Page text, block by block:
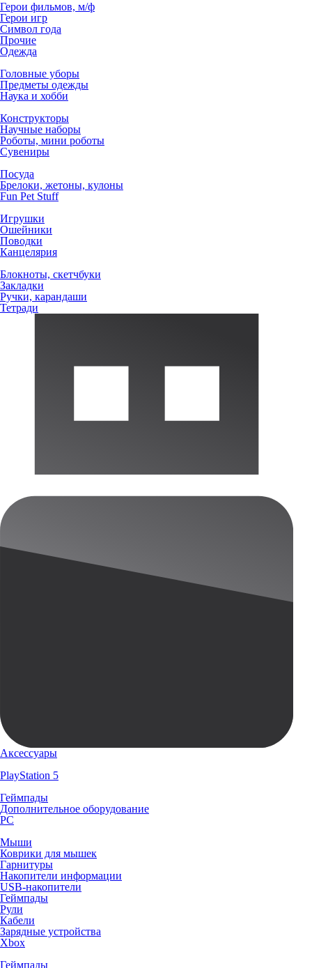
Герои фильмов, м/ф
Герои игр
Символ года
Прочие
Одежда
Головные уборы
Предметы одежды
Наука и хобби
Конструкторы
Научные наборы
Роботы, мини роботы
Сувениры
Посуда
Брелоки, жетоны, кулоны
Fun Pet Stuff
Игрушки
Ошейники
Поводки
Канцелярия
Блокноты, скетчбуки
Закладки
Ручки, карандаши
Тетради
Аксессуары
PlayStation 5
Геймпады
Дополнительное оборудование
PC
Мыши
Коврики для мышек
Гарнитуры
Накопители информации
USB-накопители
Геймпады
Рули
Кабели
Зарядные устройства
Xbox
Геймпады